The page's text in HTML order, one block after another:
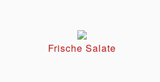
Frische Salate